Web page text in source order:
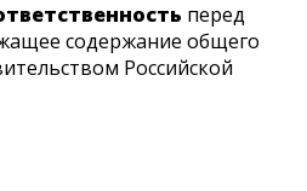
перед
содержание общего
Российской